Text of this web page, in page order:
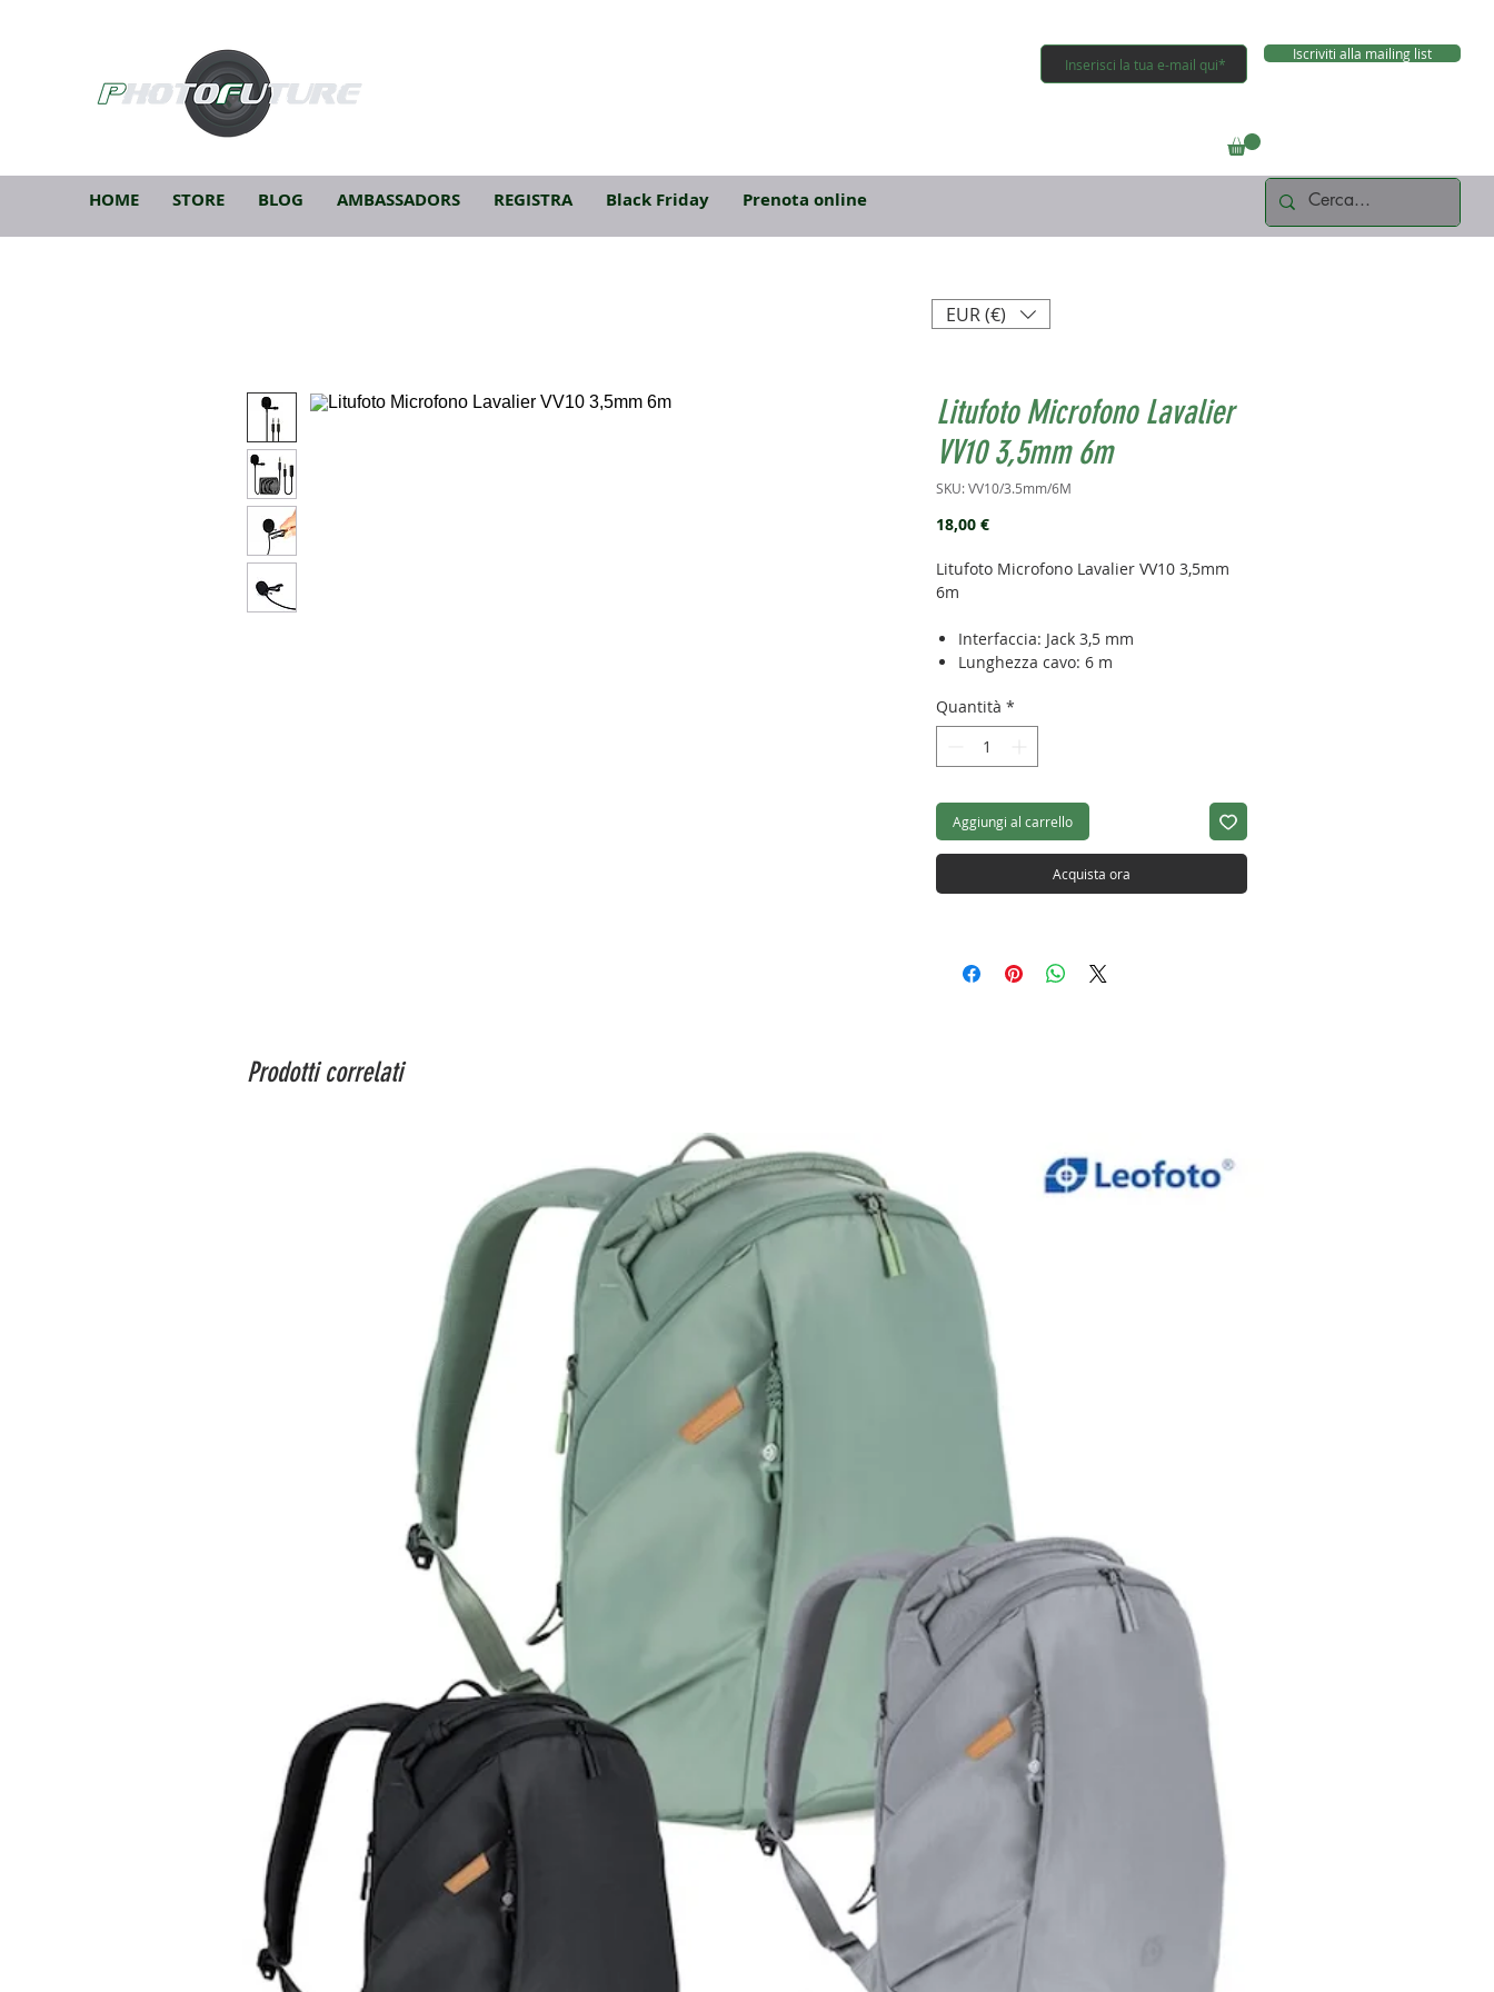
HOME STORE BLOG AMBASSADORS REGISTRA Black Friday Prenota online
Iscriviti alla mailing list
Litufoto Microfono Lavalier
VV10 3,5mm 6m
SKU: VV10/3.5mm/6M
18,00 €Prezzo
Litufoto Microfono Lavalier VV10 3,5mm
6m
Interfaccia: Jack 3,5 mm
Lunghezza cavo: 6 m
Risposta in frequenza: 30 Hk - 20 Khz
Sensibilità: -35 db +/- 3 db
Peso: 60 g
Quantità *
Aggiungi al carrello
Acquista ora
EUR (€)
Prodotti correlati